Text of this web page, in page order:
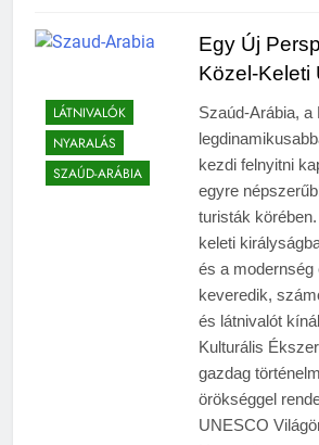
LÁTNIVALÓK
NYARALÁS
SZAÚD-ARÁBIA
Egy Új
Közel-Keleti
Szaúd-Arábia, a
kezdi felnyitni
egyre
turisták
keleti
és a modernség
keveredik,
és látnivalót
Kulturális
gazdag
örökséggel
UNESCO